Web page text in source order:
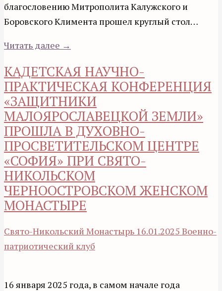
благословению Митрополита Калужского и
Боровского Климента прошел круглый стол…
Читать далее →
КАДЕТСКАЯ НАУЧНО-
ПРАКТИЧЕСКАЯ КОНФЕРЕНЦИЯ
«ЗАЩИТНИКИ
МАЛОЯРОСЛАВЕЦКОЙ ЗЕМЛИ»
ПРОШЛА В ДУХОВНО-
ПРОСВЕТИТЕЛЬСКОМ ЦЕНТРЕ
«СОФИЯ» ПРИ СВЯТО-
НИКОЛЬСКОМ
ЧЕРНООСТРОВСКОМ ЖЕНСКОМ
МОНАСТЫРЕ
Свято-Никольский Монастырь 16.01.2025 Военно-
патриотический клуб
16 января 2025 года, в самом начале года